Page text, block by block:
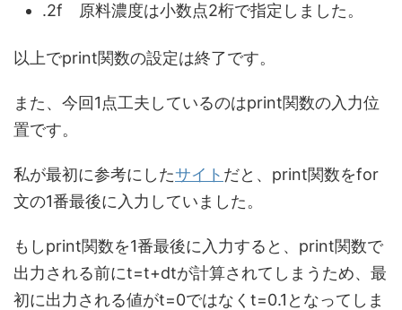
.2f 原料濃度は小数点2桁で指定しました。
以上でprint関数の設定は終了です。
また、今回1点工夫しているのはprint関数の入力位
置です。
私が最初に参考にしたサイト だと、print関数をfor
文の1番最後に入力していました。
もしprint関数を1番最後に入力すると、print関数で
出力される前にt=t+dtが計算されてしまうため、最
初に出力される値がt=0ではなくt=0.1となってしま